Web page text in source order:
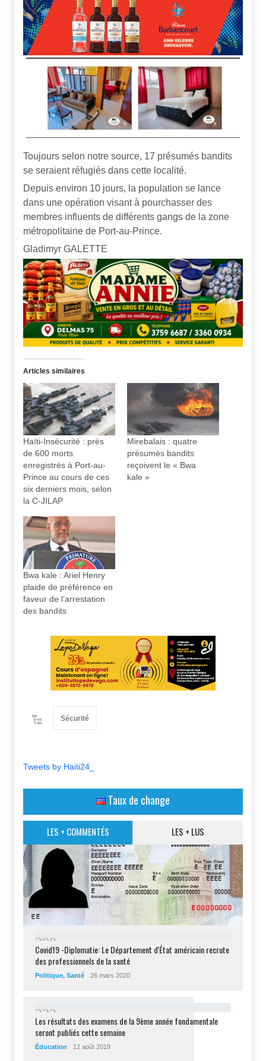
Toujours selon notre source, 17 présumés bandits
se seraient réfugiés dans cette localité.
Depuis environ 10 jours, la population se lance
dans une opération visant à pourchasser des
membres influents de différents gangs de la zone
métropolitaine de Port-au-Prince.
Gladimyr GALETTE
Articles similaires
Haïti-Insécurité : près
de 600 morts
enregistrés à Port-au-
Prince au cours de ces
six derniers mois, selon
la C-JILAP
Mirebalais : quatre
présumés bandits
reçoivent le « Bwa
kale »
Bwa kale : Ariel Henry
plaide de préférence en
faveur de l’arrestation
des bandits
Sécurité
Tweets by Haiti24_
Taux de change
LES + COMMENTÉS LES + LUS
298
Covid19 -Diplomatie: Le Département d'État américain recrute
des professionnels de la santé
Politique, Santé 26 mars 2020
232
Les résultats des examens de la 9ème année fondamentale
seront publiés cette semaine
Éducation 12 août 2019